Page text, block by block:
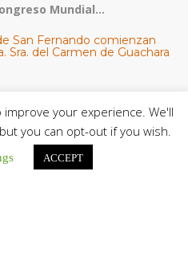
Mundial...
San Fernando comienzan
Sra. del Carmen de Guachara
su quinto boletín sobre la
este martes 4...
your experience. We'll
you can opt-out if you wish.
ACCEPT